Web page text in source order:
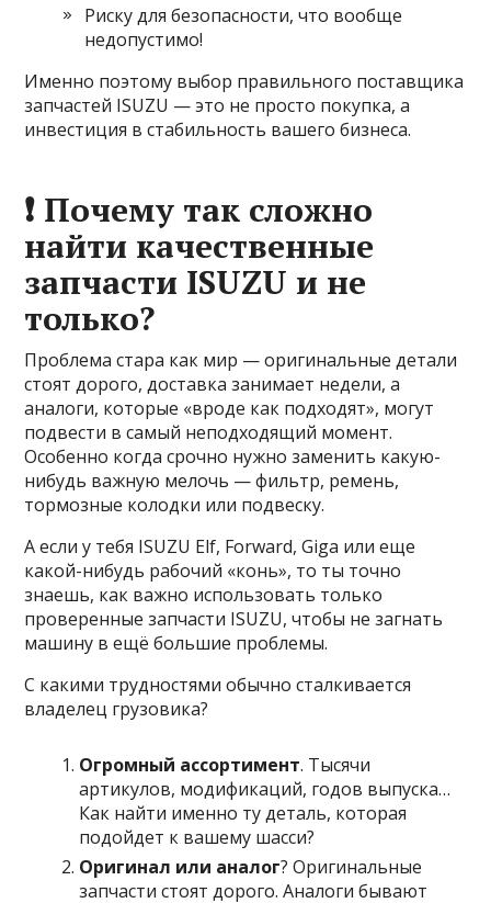
Риску для безопасности, что вообще
недопустимо!
Именно поэтому выбор правильного поставщика
запчастей ISUZU — это не просто покупка, а
инвестиция в стабильность вашего бизнеса.
❗ Почему так сложно
найти качественные
запчасти ISUZU и не
только?
Проблема стара как мир — оригинальные детали
стоят дорого, доставка занимает недели, а
аналоги, которые «вроде как подходят», могут
подвести в самый неподходящий момент.
Особенно когда срочно нужно заменить какую-
нибудь важную мелочь — фильтр, ремень,
тормозные колодки или подвеску.
А если у тебя ISUZU Elf, Forward, Giga или еще
какой-нибудь рабочий «конь», то ты точно
знаешь, как важно использовать только
проверенные запчасти ISUZU, чтобы не загнать
машину в ещё большие проблемы.
С какими трудностями обычно сталкивается
владелец грузовика?
Огромный ассортимент. Тысячи
артикулов, модификаций, годов выпуска…
Как найти именно ту деталь, которая
подойдет к вашему шасси?
Оригинал или аналог? Оригинальные
запчасти стоят дорого. Аналоги бывают